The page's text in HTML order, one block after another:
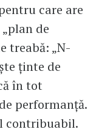
care are
de
treabă: „N-
ținte de
în tot
performanță.
contribuabil.